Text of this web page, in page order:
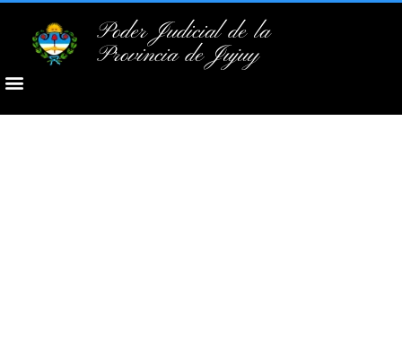
Poder Judicial de la
Provincia de Jujuy